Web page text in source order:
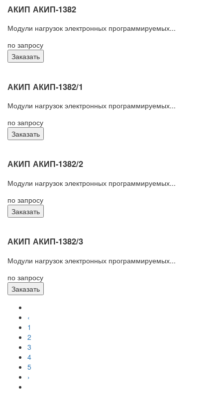
АКИП АКИП-1382
Модули нагрузок электронных программируемых...
по запросу
Заказать
АКИП АКИП-1382/1
Модули нагрузок электронных программируемых...
по запросу
Заказать
АКИП АКИП-1382/2
Модули нагрузок электронных программируемых...
по запросу
Заказать
АКИП АКИП-1382/3
Модули нагрузок электронных программируемых...
по запросу
Заказать
‹
1
2
3
4
5
›